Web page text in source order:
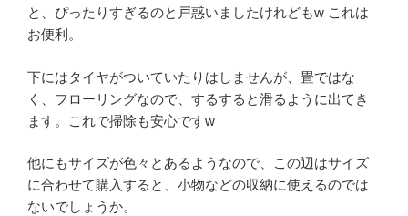
と、ぴったりすぎるのと戸惑いましたけれどもw これは
お便利。
下にはタイヤがついていたりはしませんが、畳ではな
く、フローリングなので、するすると滑るように出てき
ます。これで掃除も安心ですw
他にもサイズが色々とあるようなので、この辺はサイズ
に合わせて購入すると、小物などの収納に使えるのでは
ないでしょうか。